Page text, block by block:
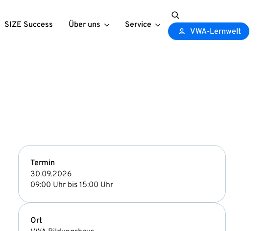
SIZE Success Über uns Service
Search
for:
VWA-Lernwelt
Termin
30.09.2026
09:00 Uhr bis 15:00 Uhr
Ort